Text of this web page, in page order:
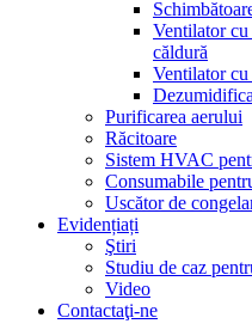
Ventilator cu
căldură
Ventilator cu
Purificarea aerului
Răcitoare
Sistem HVAC
Consumabile
Uscător de
Evidențiați
Ştiri
Studiu de caz
Video
Contactaţi-ne